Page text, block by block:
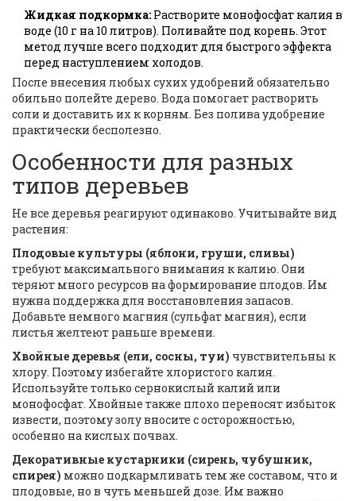
Жидкая подкормка: Растворите монофосфат калия в
воде (10 г на 10 литров). Поливайте под корень. Этот
метод лучше всего подходит для быстрого эффекта
перед наступлением холодов.
После внесения любых сухих удобрений обязательно
обильно полейте дерево. Вода помогает растворить
соли и доставить их к корням. Без полива удобрение
практически бесполезно.
Особенности для разных
типов деревьев
Не все деревья реагируют одинаково. Учитывайте вид
растения:
Плодовые культуры (яблони, груши, сливы)
требуют максимального внимания к калию. Они
теряют много ресурсов на формирование плодов. Им
нужна поддержка для восстановления запасов.
Добавьте немного магния (сульфат магния), если
листья желтеют раньше времени.
Хвойные деревья (ели, сосны, туи) чувствительны к
хлору. Поэтому избегайте хлористого калия.
Используйте только сернокислый калий или
монофосфат. Хвойные также плохо переносят избыток
извести, поэтому золу вносите с осторожностью,
особенно на кислых почвах.
Декоративные кустарники (сирень, чубушник,
спирея) можно подкармливать тем же составом, что и
плодовые, но в чуть меньшей дозе. Им важно